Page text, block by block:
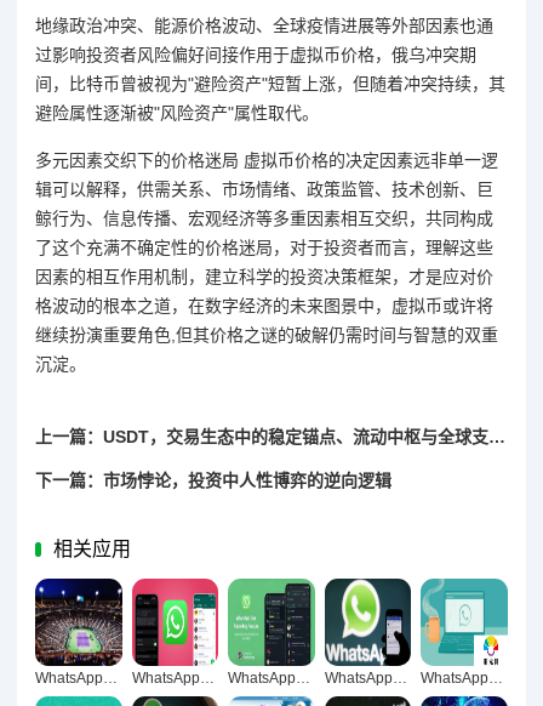
地缘政治冲突、能源价格波动、全球疫情进展等外部因素也通
过影响投资者风险偏好间接作用于虚拟币价格，俄乌冲突期
间，比特币曾被视为"避险资产"短暂上涨，但随着冲突持续，其
避险属性逐渐被"风险资产"属性取代。
多元因素交织下的价格迷局 虚拟币价格的决定因素远非单一逻
辑可以解释，供需关系、市场情绪、政策监管、技术创新、巨
鲸行为、信息传播、宏观经济等多重因素相互交织，共同构成
了这个充满不确定性的价格迷局，对于投资者而言，理解这些
因素的相互作用机制，建立科学的投资决策框架，才是应对价
格波动的根本之道，在数字经济的未来图景中，虚拟币或许将
继续扮演重要角色,但其价格之谜的破解仍需时间与智慧的双重
沉淀。
上一篇：USDT，交易生态中的稳定锚点、流动中枢与全球支付革命引擎
下一篇：市场悖论，投资中人性博弈的逆向逻辑
相关应用
WhatsApp网页版重构个人社交自由轻松自然新生态 WhatsApp网页版实时同步革新，技术密码与用户价值 WhatsApp网页版音视频流畅体验升级，技术革新驱动清晰稳定新突破 WhatsApp网页版重构跨境沟通生态，全球合作伙伴无缝对接新范式 WhatsApp网页版打造安全加密传输新生态